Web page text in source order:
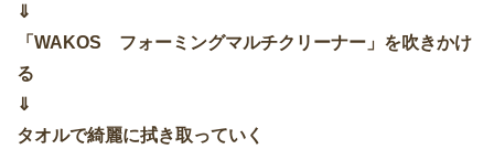
⇓
「WAKOS フォーミングマルチクリーナー」を吹きかけ
る
⇓
タオルで綺麗に拭き取っていく